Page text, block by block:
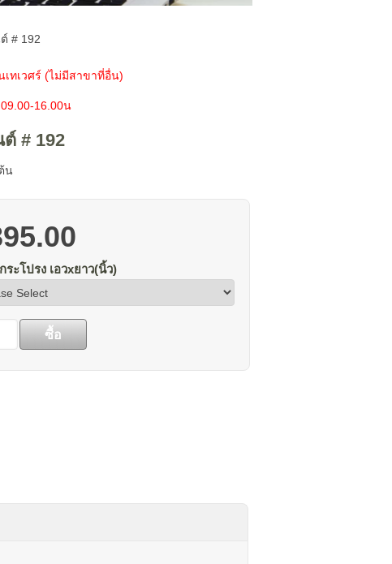
# 192
ทเวศร์ (ไม่มีสาขาที่อื่น)
16.00น
# 192
น
ระโปรง เอวxยาว(นิ้ว)